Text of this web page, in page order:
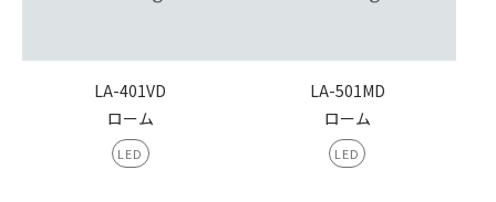
LA-401VD
ローム
LED
LA-501MD
ローム
LED